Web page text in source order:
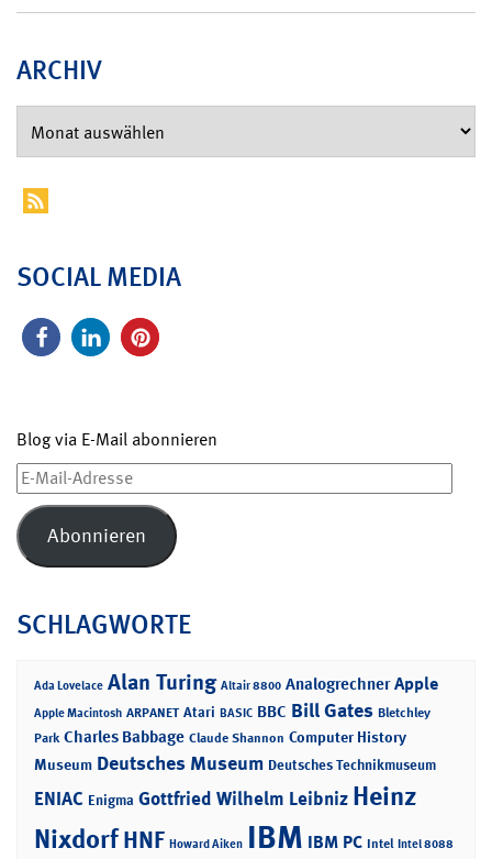
ARCHIV
SOCIAL MEDIA
Blog via E-Mail abonnieren
E-
Mail-
Adresse
Abonnieren
SCHLAGWORTE
Ada Lovelace Alan Turing Altair 8800 Analogrechner Apple
Apple Macintosh ARPANET Atari BASIC BBC Bill Gates Bletchley
Park Charles Babbage Claude Shannon Computer History
Museum Deutsches Museum Deutsches Technikmuseum
ENIAC Enigma Gottfried Wilhelm Leibniz Heinz
NixdorfHNF Howard Aiken IBM IBM PC Intel Intel 8088